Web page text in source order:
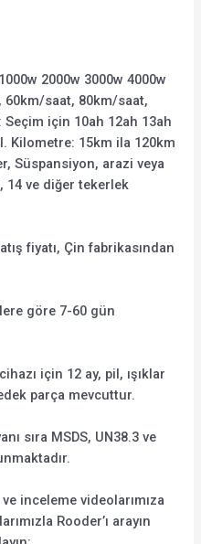
2000w 3000w 4000w
60km/saat, 80km/saat,
için 10ah 12ah 13ah
Kilometre: 15km ila 120km
Süspansiyon, arazi veya
14 ve diğer tekerlek
fiyatı, Çin fabrikasından
göre 7-60 gün
için 12 ay, pil, ışıklar
parça mevcuttur.
sıra MSDS, UN38.3 ve
inceleme videolarımıza
Rooder’ı arayın